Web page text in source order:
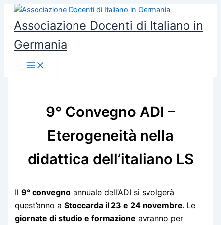
contenuto
Associazione Docenti di Italiano in
Germania
9° Convegno ADI –
Eterogeneità nella
didattica dell’italiano LS
Il9° convegno annuale dell’ADI si svolgerà
quest’anno aStoccarda il 23 e 24 novembre. Le
giornate di studio e formazione avranno per